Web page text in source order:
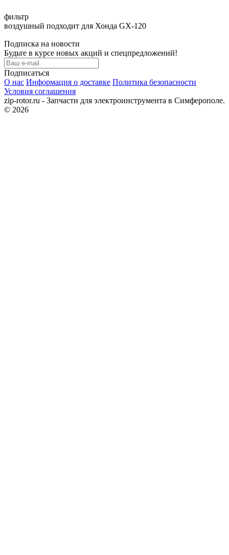
фильтр
воздушный подходит для Хонда GX-120
Подписка на новости
Будьте в курсе новых акций и спецпредложений!
Подписаться
О нас Информация о доставке Политика безопасности
Условия соглашения
zip-rotor.ru - Запчасти для электроинструмента в Симферополе.
© 2026